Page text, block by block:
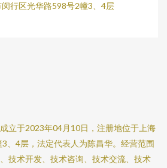
行区光华路598号2幢3、4层
立于2023年04月10日，注册地位于上海
、4层，法定代表人为陈昌华。经营范围
技术开发、技术咨询、技术交流、技术